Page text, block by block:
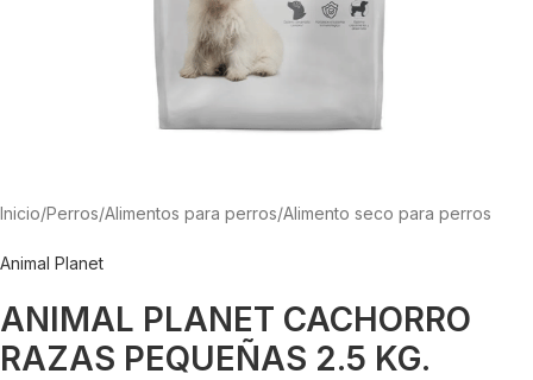
Inicio/Perros/Alimentos para perros/Alimento seco para perros
Animal Planet
ANIMAL PLANET CACHORRO
RAZAS PEQUEÑAS 2.5 KG.